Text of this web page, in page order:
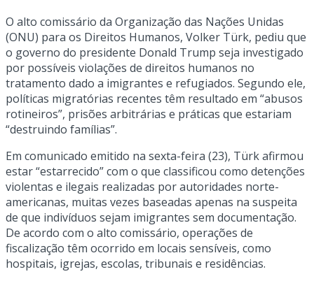
O alto comissário da Organização das Nações Unidas
(ONU) para os Direitos Humanos, Volker Türk, pediu que
o governo do presidente Donald Trump seja investigado
por possíveis violações de direitos humanos no
tratamento dado a imigrantes e refugiados. Segundo ele,
políticas migratórias recentes têm resultado em “abusos
rotineiros”, prisões arbitrárias e práticas que estariam
“destruindo famílias”.
Em comunicado emitido na sexta-feira (23), Türk afirmou
estar “estarrecido” com o que classificou como detenções
violentas e ilegais realizadas por autoridades norte-
americanas, muitas vezes baseadas apenas na suspeita
de que indivíduos sejam imigrantes sem documentação.
De acordo com o alto comissário, operações de
fiscalização têm ocorrido em locais sensíveis, como
hospitais, igrejas, escolas, tribunais e residências.